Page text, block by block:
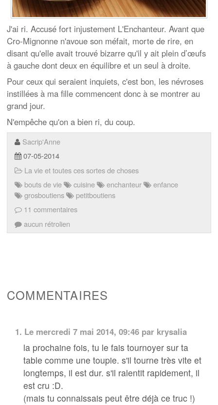
J'ai ri. Accusé fort injustement L'Enchanteur. Avant que
Cro-Mignonne n'avoue son méfait, morte de rire, en
disant qu'elle avait trouvé bizarre qu'il y ait plein d’œufs
à gauche dont deux en équilibre et un seul à droite.
Pour ceux qui seraient inquiets, c'est bon, les névroses
instillées à ma fille commencent donc à se montrer au
grand jour.
N'empêche qu'on a bien ri, du coup.
Sacrip'Anne
07-05-2014
La vie et toutes ces sortes de choses
bouts de vie
cuisine enchanteur
enfance
grosboutiens
petitboutiens
11 commentaires
aucun rétrolien
COMMENTAIRES
1. Le mercredi 7 mai 2014, 09:46 par krysalia
la prochaine fois, tu le fais tournoyer sur ta
table comme une toupie. s'il tourne très vite et
longtemps, il est dur. s'il ralentit rapidement, il
est cru :D.
(mais tu connaissais peut être déjà ce truc !)